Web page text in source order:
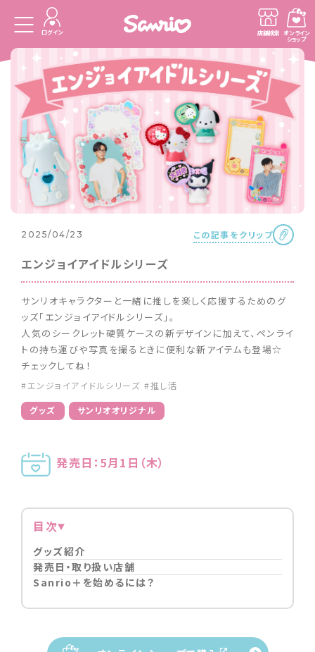
ログイン 店舗検索 オンライン
ショップ
2025/04/23 この記事をクリップ
エンジョイアイドルシリーズ
サンリオキャラクターと一緒に推しを楽しく応援するためのグ
ッズ「エンジョイアイドルシリーズ」。
人気のシークレット硬質ケースの新デザインに加えて、ペンライ
トの持ち運びや写真を撮るときに便利な新アイテムも登場☆
チェックしてね！
#エンジョイアイドルシリーズ #推し活
グッズ サンリオオリジナル
発売日：5月1日（木）
目次
グッズ紹介
発売日・取り扱い店舗
Sanrio＋を始めるには？